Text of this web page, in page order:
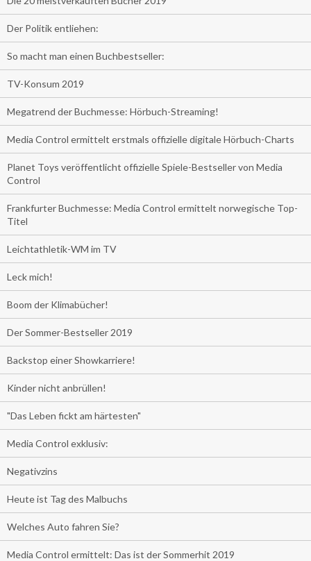
Der Politik entliehen:
So macht man einen Buchbestseller:
TV-Konsum 2019
Megatrend der Buchmesse: Hörbuch-Streaming!
Media Control ermittelt erstmals offizielle digitale Hörbuch-Charts
Planet Toys veröffentlicht offizielle Spiele-Bestseller von Media
Control
Frankfurter Buchmesse: Media Control ermittelt norwegische Top-
Titel
Leichtathletik-WM im TV
Leck mich!
Boom der Klimabücher!
Der Sommer-Bestseller 2019
Backstop einer Showkarriere!
Kinder nicht anbrüllen!
"Das Leben fickt am härtesten"
Media Control exklusiv:
Negativzins
Heute ist Tag des Malbuchs
Welches Auto fahren Sie?
Media Control ermittelt: Das ist der Sommerhit 2019